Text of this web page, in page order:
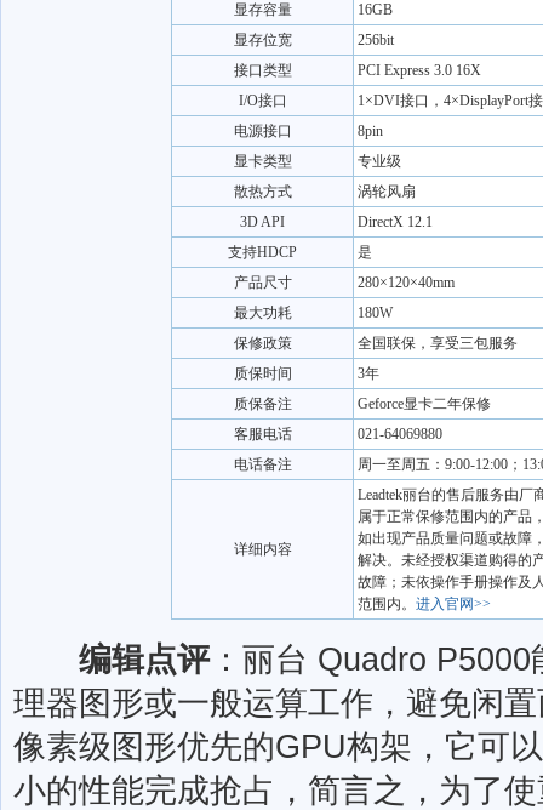
显存容量
16GB
显存位宽
256bit
接口类型
PCI Express 3.0 16X
I/O接口
1×DVI接口，4×DisplayPort
电源接口
8pin
显卡类型
专业级
散热方式
涡轮风扇
3D API
DirectX 12.1
支持HDCP
是
产品尺寸
280×120×40mm
最大功耗
180W
保修政策
全国联保，享受三包服务
质保时间
3年
质保备注
Geforce显卡二年保修
客服电话
021-64069880
电话备注
周一至周五：9:00-12:00；
详细内容
Leadtek丽台的售后服务由
属于正常保修范围内的产品
如出现产品质量问题或故障
解决。未经授权渠道购得的
故障；未依操作手册操作及
范围内。 进入官网>>
编辑点评：丽台 Quadro
理器图形或一般运算工作，避免闲
像素级图形优先的GPU构架，它可
小的性能完成抢占，简言之，为了